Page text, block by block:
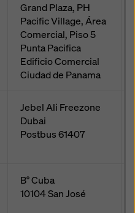
Grand Plaza, PH
Pacific Village, Área
Comercial, Piso 5
Punta Pacifica
Edificio Comercial
Ciudad de Panama
Jebel Ali Freezone
Dubai
Postbus61407
B° Cuba
10104San José